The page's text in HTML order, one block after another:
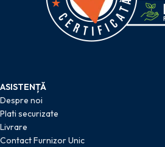
ASISTENȚĂ
Despre noi
Plati securizate
Livrare
Contact Furnizor Unic